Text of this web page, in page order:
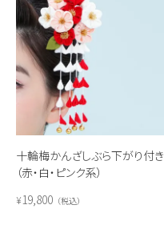
十輪梅かんざしぶら下がり付き
（赤・白・ピンク系）
¥19,800 税込